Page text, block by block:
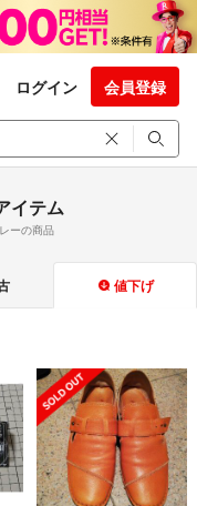
ログイン 会員登録
イテム
ーの商品
値下げ